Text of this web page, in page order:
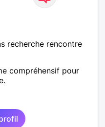
recherche rencontre
compréhensif pour